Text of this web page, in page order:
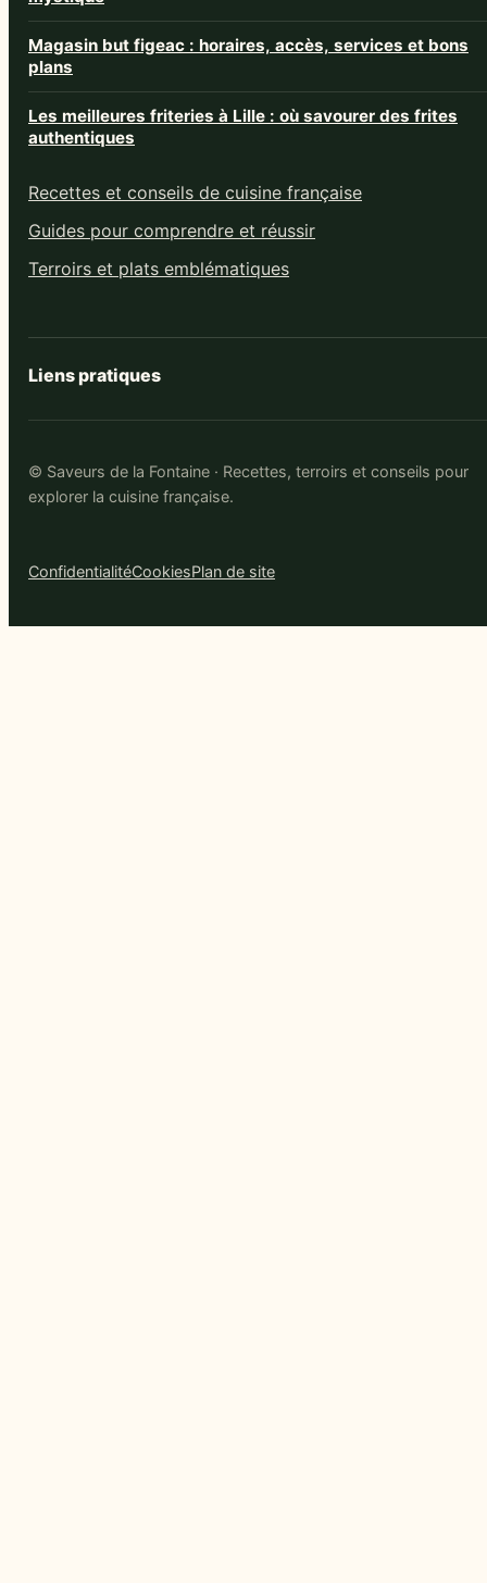
Magasin but figeac : horaires, accès, services et bons
plans
Les meilleures friteries à Lille : où savourer des frites
authentiques
Recettes et conseils de cuisine française
Guides pour comprendre et réussir
Terroirs et plats emblématiques
Liens pratiques
© Saveurs de la Fontaine · Recettes, terroirs et conseils pour
explorer la cuisine française.
ConfidentialitéCookiesPlan de site